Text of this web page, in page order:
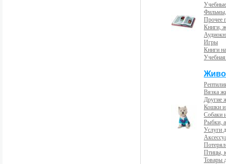
Прочее
Книги,
Игры
Книги
Вязка
Другие
Кошки и
Собаки
Рыбки,
Услуги
Птицы,
Товары